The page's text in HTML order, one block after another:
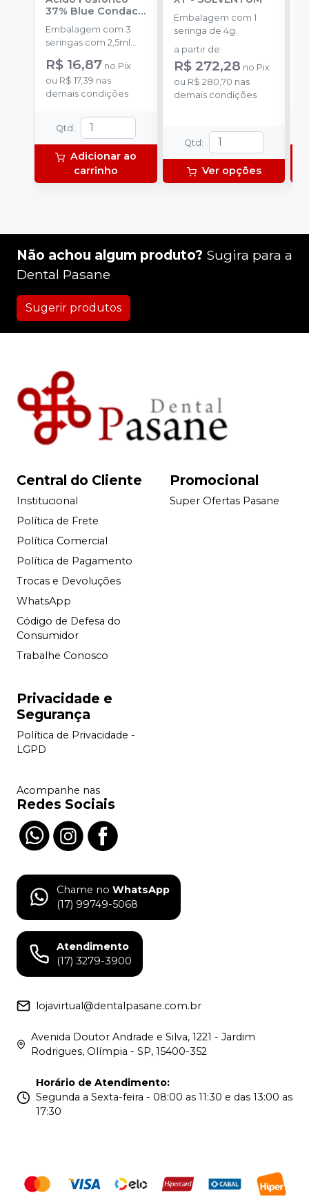
37% Blue Condac-
FGM
Embalagem com 3
seringas com 2,5ml
cada uma e 3
ponteiras para
aplicação.
R$ 16,87 no Pix
ou R$ 17,39 nas
demais condições
Qtd :
Adicionar ao
carrinho
Embalagem com 1
seringa de 4g.
a partir de:
R$ 272,28 no Pix
ou R$ 280,70 nas
demais condições
Qtd :
Ver opções
Não achou algum produto? Sugira para a
Dental Pasane
Sugerir produtos
Central do Cliente
Institucional
Política de Frete
Política Comercial
Política de Pagamento
Trocas e Devoluções
WhatsApp
Código de Defesa do
Consumidor
Trabalhe Conosco
Promocional
Super Ofertas Pasane
Privacidade e
Segurança
Política de Privacidade -
LGPD
Acompanhe nas
Redes Sociais
Chame no WhatsApp
(17) 99749-5068
Atendimento
(17) 3279-3900
lojavirtual@dentalpasane.com.br
Avenida Doutor Andrade e Silva, 1221 - Jardim
Rodrigues, Olímpia - SP, 15400-352
Horário de Atendimento:
Segunda a Sexta-feira - 08:00 as 11:30 e das 13:00 as
17:30